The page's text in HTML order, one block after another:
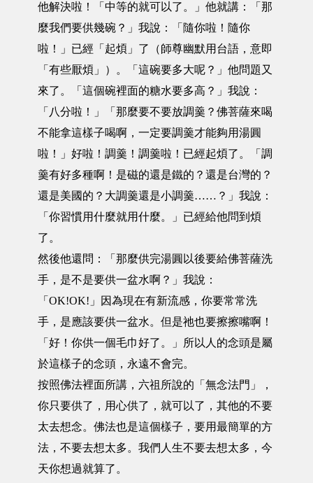
他解決啦！「中等的就可以了。」他就講：「那
麼我們要供幾碗？」我說：「隨你啦！隨你
啦！」已經「起煩」了（師尊幽默用台語，意即
「有些厭煩」）。「這碗要多大呢？」他問題又
來了。「這個碗裡面的糖水要多高？」我說：
「八分啦！」「那麼要不要放調羹？佛菩薩來喝
不能拿這樣子喝啊，一定要調羹才能夠用湯圓
啦！」好啦！調羹！調羹啦！已經起煩了。「調
羹有好多種啊！是磁的還是鐵的？還是台灣的？
還是美國的？大調羹還是小調羹……？」我說：
「你習慣用什麼就用什麼。」已經給他問到煩
了。
然後他還問：「那麼供完湯圓以後要給佛菩薩洗
手，是不是要供一盆水啊？」我說：
「OK!OK!」因為現在有新流感，你要常常洗
手，是應該要供一盆水。但是祂也要擦擦嘴啊！
「好！你供一個毛巾好了。」所以人的念頭是屬
於這樣子的念頭，永遠不會完。
按照佛法裡面所講，六祖所說的「無念法門」，
你只要供了，用心供了，就可以了，其他的不要
太去想念。佛法也是這個樣子，要用最簡單的方
法，不要去想太多。我們人生不要去想太多，今
天你想過就算了。